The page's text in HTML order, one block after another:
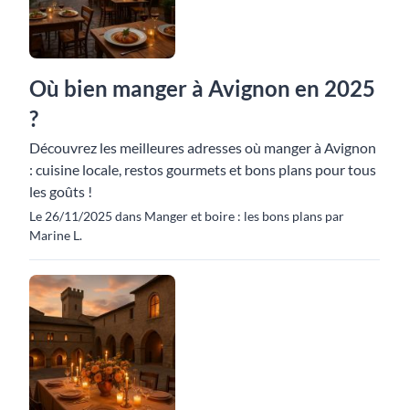
Où bien manger à Avignon en 2025
?
Découvrez les meilleures adresses où manger à Avignon
: cuisine locale, restos gourmets et bons plans pour tous
les goûts !
Le 26/11/2025 dans Manger et boire : les bons plans par
Marine L.